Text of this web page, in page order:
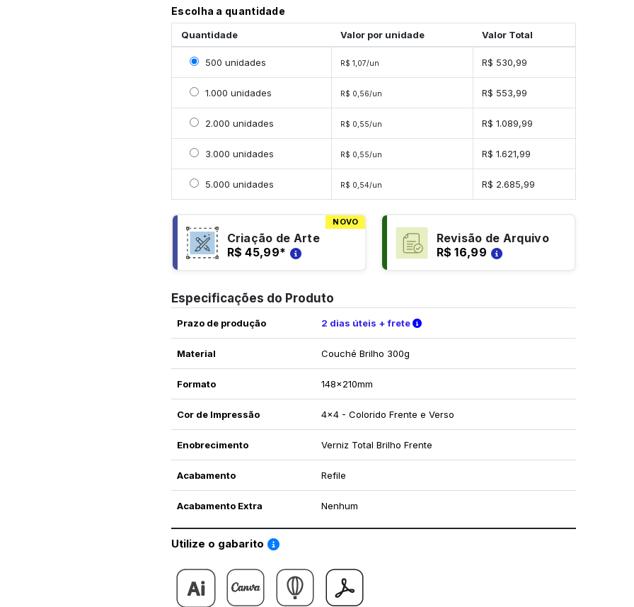
Escolha a quantidade
Quantidade Valor por unidade Valor Total
Selecionar 500 unidades
500 unidades R$ 1,07/un R$ 530,99
Selecionar 1000 unidades
1.000 unidades R$ 0,56/un R$ 553,99
Selecionar 2000 unidades
2.000 unidades R$ 0,55/un R$ 1.089,99
Selecionar 3000 unidades
3.000 unidades R$ 0,55/un R$ 1.621,99
Selecionar 5000 unidades
5.000 unidades R$ 0,54/un R$ 2.685,99
NOVO
Criação de Arte
R$ 45,99*
Revisão de Arquivo
R$ 16,99
Especificações do Produto
Prazo de produção 2 dias úteis + frete Verifique as condições de entrega
Material Couché Brilho 300g
Formato 148x210mm
Cor de Impressão 4x4 - Colorido Frente e Verso
Enobrecimento Verniz Total Brilho Frente
Acabamento Refile
Acabamento Extra Nenhum
Utilize o gabarito Saiba como utilizar os nossos gabaritos